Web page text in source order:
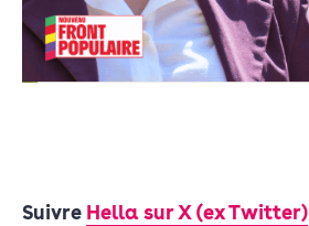
Suivre Hella sur X (ex Twitter)